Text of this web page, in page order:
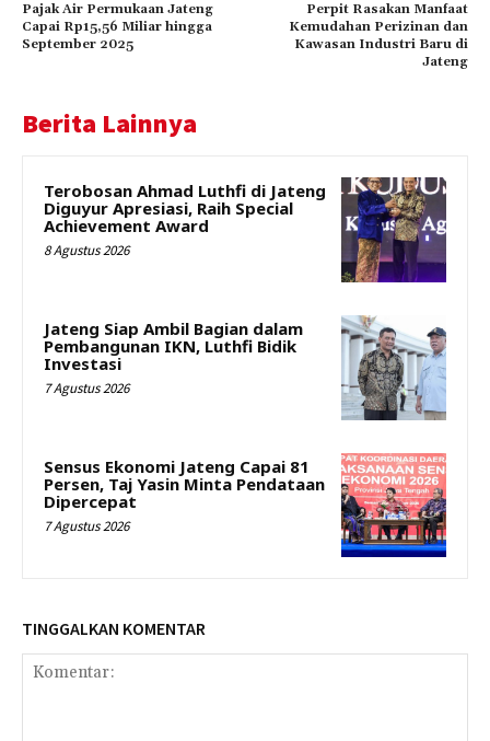
Pajak Air Permukaan Jateng
Capai Rp15,56 Miliar hingga
September 2025
Perpit Rasakan Manfaat
Kemudahan Perizinan dan
Kawasan Industri Baru di
Jateng
Berita Lainnya
Terobosan Ahmad Luthfi di Jateng
Diguyur Apresiasi, Raih Special
Achievement Award
8 Agustus 2026
Jateng Siap Ambil Bagian dalam
Pembangunan IKN, Luthfi Bidik
Investasi
7 Agustus 2026
Sensus Ekonomi Jateng Capai 81
Persen, Taj Yasin Minta Pendataan
Dipercepat
7 Agustus 2026
TINGGALKAN KOMENTAR